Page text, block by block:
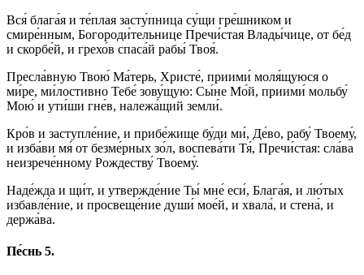
Вся́ блага́я и те́плая засту́пница су́щи гре́шником и
смире́нным, Богороди́тельнице Пречи́стая Влады́чице, от бе́д
и скорбе́й, и грехо́в спаса́й рабы́ Твоя́.
Пресла́вную Твою́ Ма́терь, Христе́, приими́ моля́щуюся о
ми́ре, ми́лостивно Тебе́ зову́щую: Сы́не Мо́й, приими́ мольбу́
Мою́ и ути́ши гне́в, належа́щий земли́.
Кро́в и заступле́ние, и прибе́жище бу́ди ми́, Де́во, рабу́ Твоему́,
и изба́ви мя́ от безме́рных зо́л, воспева́ти Тя́, Пречи́стая: сла́ва
неизрече́нному Рождеству́ Твоему́.
Наде́жда и щи́т, и утвержде́ние Ты́ мне́ еси́, Блага́я, и лю́тых
избавле́ние, и просвеще́ние души́ мое́й, и хвала́, и стена́, и
держа́ва.
Пе́снь 5.